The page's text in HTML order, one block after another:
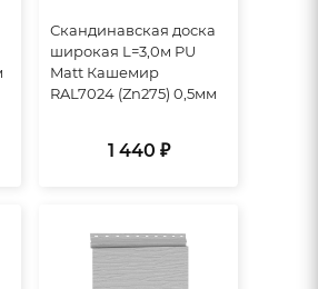
Скандинавская доска
широкая L=3,0м PU
Matt Кашемир
RAL7024 (Zn275) 0,5мм
1 440 ₽